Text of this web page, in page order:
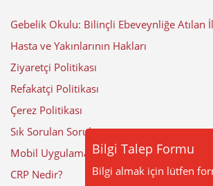
Bilgi Talep Formu
Bilgi almak için lütfen
Gebelik Okulu: Bilinçli Ebeveynliğe Atılan
Hasta ve Yakınlarının Hakları
Ziyaretçi Politikası
Refakatçi Politikası
Çerez Politikası
Sık Sorulan Sorular
Mobil Uygulama
CRP Nedir?